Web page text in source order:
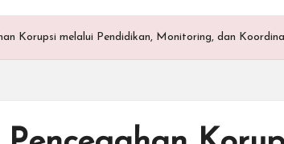
Korupsi melalui Pendidikan, Monitoring, dan